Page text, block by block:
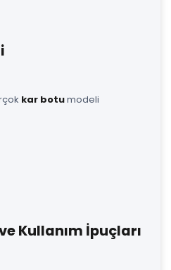
kar botumodeli
Kullanım İpuçları